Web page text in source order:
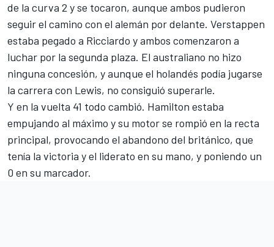
de la curva 2 y se tocaron, aunque ambos pudieron
seguir el camino con el alemán por delante. Verstappen
estaba pegado a Ricciardo y ambos comenzaron a
luchar por la segunda plaza. El australiano no hizo
ninguna concesión, y aunque el holandés podía jugarse
la carrera con Lewis, no consiguió superarle.
Y en la vuelta 41 todo cambió. Hamilton estaba
empujando al máximo y su motor se rompió en la recta
principal, provocando el abandono del británico, que
tenía la victoria y el liderato en su mano, y poniendo un
0 en su marcador.